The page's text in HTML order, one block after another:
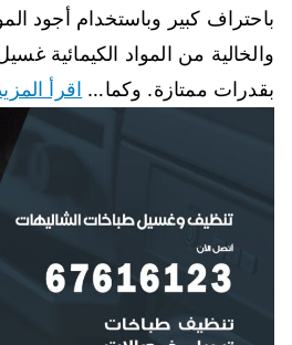
باحتراف كبير وباستخدام أجود
والخالية من المواد الكيمائية
بقدرات ممتازة. وكما… اقرأ